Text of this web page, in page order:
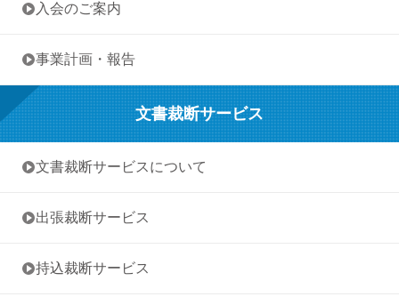
• 入会のご案内
• 事業計画・報告
文書裁断サービス
• 文書裁断サービスについて
• 出張裁断サービス
• 持込裁断サービス